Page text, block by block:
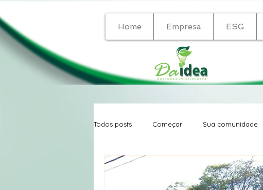
Home Empresa ESG
Todos posts Começar Sua comunidade